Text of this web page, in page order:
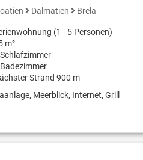
Dalmatien Brela
(1 - 5 Personen)
m²
Strand 900 m
Meerblick, Internet, Grill